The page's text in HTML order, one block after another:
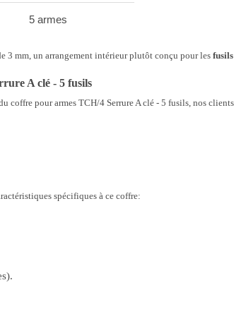
5 armes
3 mm, un arrangement intérieur plutôt conçu pour les
A clé - 5 fusils
coffre pour armes TCH/4 Serrure A clé - 5 fusils, nos
spécifiques à ce coffre: